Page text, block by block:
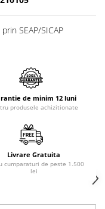
SEAP/SICAP
de minim 12 luni
produsele achizitionate
Livrare Gratuita
cumparaturi de peste 1.500
lei